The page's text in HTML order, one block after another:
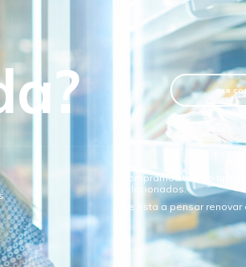
VER
Compramos todo o tipo
relacionados.
Se esta a pensar